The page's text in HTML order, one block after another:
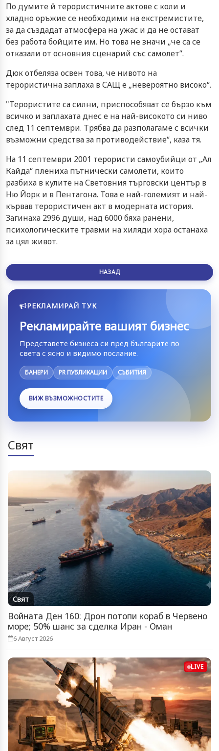
По думите й терористичните актове с коли и
хладно оръжие се необходими на екстремистите,
за да създадат атмосфера на ужас и да не остават
без работа бойците им. Но това не значи „че са се
отказали от основния сценарий със самолет“.
Дюк отбеляза освен това, че нивото на
терористична заплаха в САЩ е „невероятно високо“.
"Терористите са силни, приспособяват се бързо към
всичко и заплахата днес е на най-високото си ниво
след 11 септември. Трябва да разполагаме с всички
възможни средства за противодействие“, каза тя.
На 11 септември 2001 терористи самоубийци от „Ал
Кайда“ плениха пътнически самолети, които
разбиха в кулите на Световния търговски център в
Ню Йорк и в Пентагона. Това е най-големият и най-
кървав терористичен акт в модерната история.
Загинаха 2996 души, над 6000 бяха ранени,
психологическите травми на хиляди хора останаха
за цял живот.
НАЗАД
РЕКЛАМИРАЙ ТУК
Рекламирайте вашият бизнес
Представете бизнеса си пред българите по
света с ясно и видимо послание.
БАНЕРИ PR ПУБЛИКАЦИИ СЪБИТИЯ
ВИЖ ВЪЗМОЖНОСТИТЕ
Свят
Свят
Войната Ден 160: Дрон потопи кораб в Червено
море; 50% шанс за сделка Иран - Оман
6 Август 2026
LIVE